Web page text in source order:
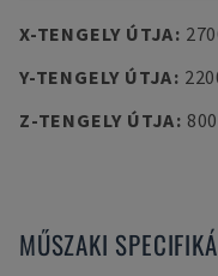
X-TENGELY ÚTJA:
Y-TENGELY ÚTJA:
Z-TENGELY ÚTJA:
MŰSZAKI